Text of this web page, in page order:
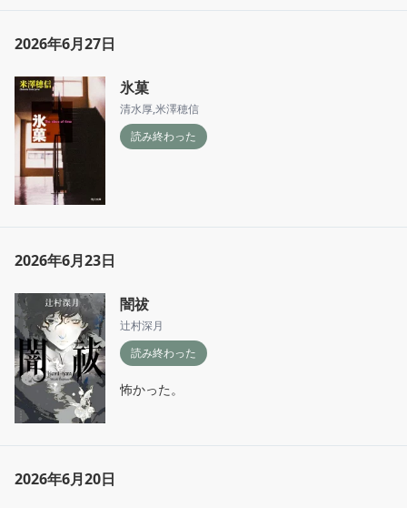
2026年6月27日
氷菓
清水厚,米澤穂信
読み終わった
2026年6月23日
闇祓
辻村深月
読み終わった
怖かった。
2026年6月20日